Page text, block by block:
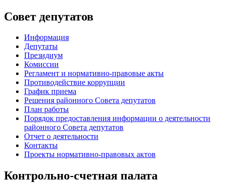
Совет депутатов
Информация
Депутаты
Президиум
Комиссии
Регламент и нормативно-правовые акты
Противодействие коррупции
График приема
Решения районного Совета депутатов
План работы
Порядок предоставления информации о деятельности
районного Совета депутатов
Отчет о деятельности
Контакты
Проекты нормативно-правовых актов
Контрольно-счетная палата